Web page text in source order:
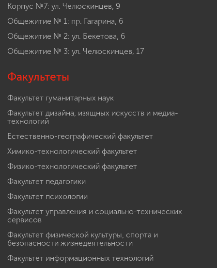
Корпус №7: ул. Челюскинцев, 9
Общежитие № 1: пр. Гагарина, 6
Общежитие № 2: ул. Бекетова, 6
Общежитие № 3: ул. Челюскинцев, 17
Факультеты
Факультет гуманитарных наук
Факультет дизайна, изящных искусств и медиа-
технологий
Естественно-географический факультет
Химико-технологический факультет
Физико-технологический факультет
Факультет педагогики
Факультет психологии
Факультет управления и социально-технических
сервисов
Факультет физической культуры, спорта и
безопасности жизнедеятельности
Факультет информационных технологий